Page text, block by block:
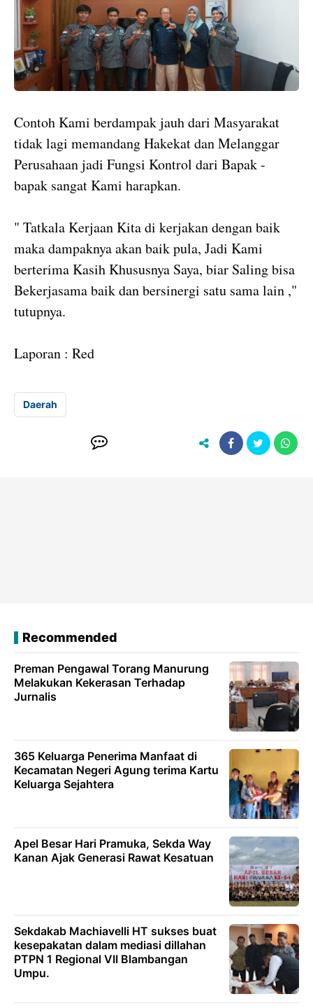
Contoh Kami berdampak jauh dari Masyarakat
tidak lagi memandang Hakekat dan Melanggar
Perusahaan jadi Fungsi Kontrol dari Bapak -
bapak sangat Kami harapkan.
" Tatkala Kerjaan Kita di kerjakan dengan baik
maka dampaknya akan baik pula, Jadi Kami
berterima Kasih Khususnya Saya, biar Saling bisa
Bekerjasama baik dan bersinergi satu sama lain ,"
tutupnya.
Laporan : Red
Daerah
Recommended
Preman Pengawal Torang Manurung
Melakukan Kekerasan Terhadap
Jurnalis
365 Keluarga Penerima Manfaat di
Kecamatan Negeri Agung terima Kartu
Keluarga Sejahtera
Apel Besar Hari Pramuka, Sekda Way
Kanan Ajak Generasi Rawat Kesatuan
Sekdakab Machiavelli HT sukses buat
kesepakatan dalam mediasi dillahan
PTPN 1 Regional VII Blambangan
Umpu.